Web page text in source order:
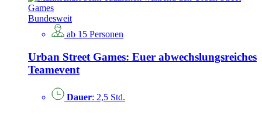
Bundesweit
ab 15 Personen
Urban Street Games: Euer abwechslungsreiches
Teamevent
Dauer: 2,5 Std.